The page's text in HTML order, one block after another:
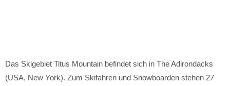
Das Skigebiet Titus Mountain befindet sich in The Adirondacks
(USA, New York). Zum Skifahren und Snowboarden stehen 27